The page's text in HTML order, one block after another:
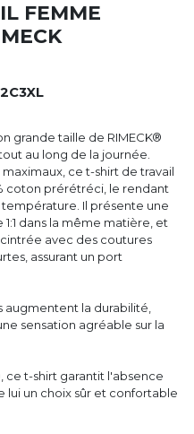
FEMME
grande taille de RIMECK®
au long de la journée.
ce t-shirt de travail
coton prérétréci, le rendant
température. Il présente une
dans la même matière, et
avec des coutures
assurant un port
augmentent la durabilité,
sensation agréable sur la
ce t-shirt garantit l'absence
lui un choix sûr et confortable